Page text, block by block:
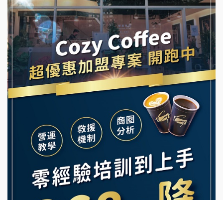
蓁伙烤倆吃加盟說明會
霏等茶加盟說明會
早安山丘加盟說明會
冰封仙果加盟說明會
Ramble Café 漫步藍咖啡加盟說明會
微風亭鐵板燒加盟說明會
鮮茶道加盟說明會
【曉妍美妝】誠徵行政櫃檯
拾鑶火鍋加盟說明會
阿性情趣無人販售所加盟明會
龍涎居好湯加盟說明會
舒油頭加盟說明會
義氣豐發雞加盟說明會
Mr.Wish加盟說明會
白鬍泡泡 BOHO POPO加盟說明會